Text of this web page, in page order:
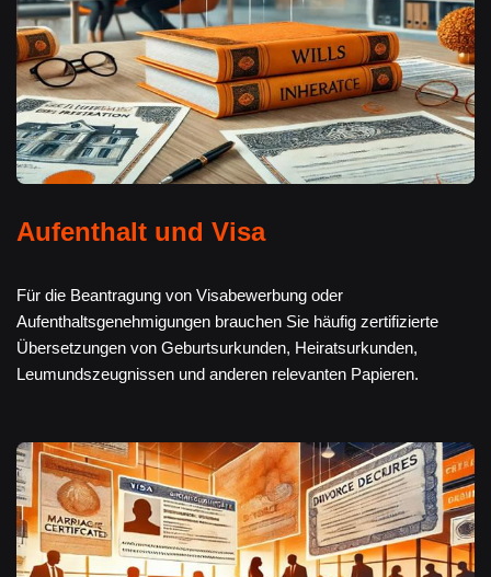
Aufenthalt und Visa
Für die Beantragung von Visabewerbung oder
Aufenthaltsgenehmigungen brauchen Sie häufig zertifizierte
Übersetzungen von Geburtsurkunden, Heiratsurkunden,
Leumundszeugnissen und anderen relevanten Papieren.